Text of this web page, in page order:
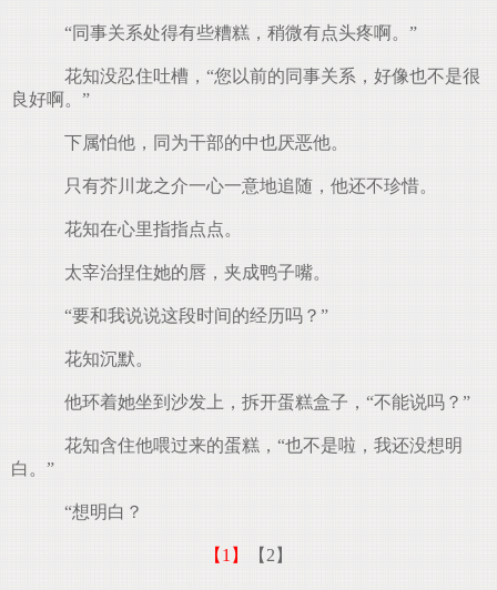
“同事关系处得有些糟糕，稍微有点头疼啊。”
花知没忍住吐槽，“您以前的同事关系，好像也不是很
良好啊。”
下属怕他，同为干部的中也厌恶他。
只有芥川龙之介一心一意地追随，他还不珍惜。
花知在心里指指点点。
太宰治捏住她的唇，夹成鸭子嘴。
“要和我说说这段时间的经历吗？”
花知沉默。
他环着她坐到沙发上，拆开蛋糕盒子，“不能说吗？”
花知含住他喂过来的蛋糕，“也不是啦，我还没想明
白。”
“想明白？
【1】 【2】